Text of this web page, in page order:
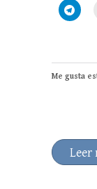
Me gusta
Leer